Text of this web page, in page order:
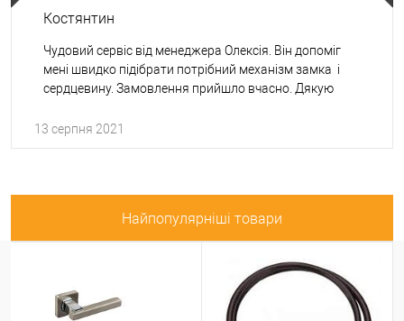
Костянтин
Чудовий сервіс від менеджера Олексія. Він допоміг
мені швидко підібрати потрібний механізм замка і
сердцевину. Замовлення прийшло вчасно. Дякую
13 серпня 2021
Найпопулярніші товари